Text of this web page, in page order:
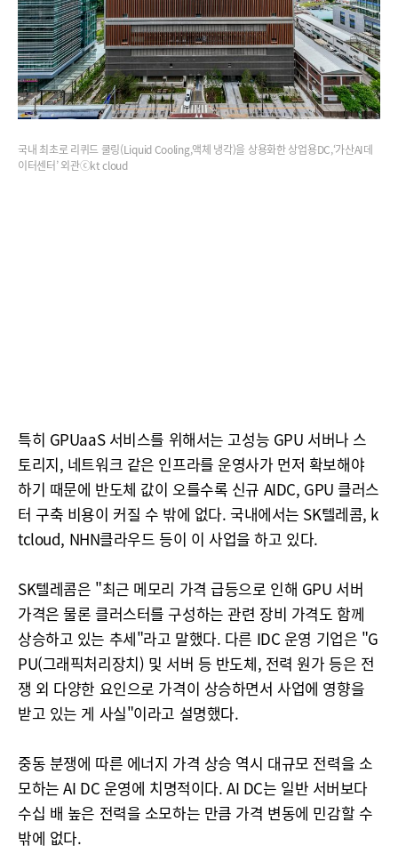
국내 최초로 리퀴드 쿨링(Liquid Cooling,액체 냉각)을 상용화한 상업용DC,‘가산AI데
이터센터’ 외관ⓒkt cloud
특히 GPUaaS 서비스를 위해서는 고성능 GPU 서버나 스
토리지, 네트워크 같은 인프라를 운영사가 먼저 확보해야
하기 때문에 반도체 값이 오를수록 신규 AIDC, GPU 클러스
터 구축 비용이 커질 수 밖에 없다. 국내에서는 SK텔레콤, k
tcloud, NHN클라우드 등이 이 사업을 하고 있다.
SK텔레콤은 "최근 메모리 가격 급등으로 인해 GPU 서버
가격은 물론 클러스터를 구성하는 관련 장비 가격도 함께
상승하고 있는 추세"라고 말했다. 다른 IDC 운영 기업은 "G
PU(그래픽처리장치) 및 서버 등 반도체, 전력 원가 등은 전
쟁 외 다양한 요인으로 가격이 상승하면서 사업에 영향을
받고 있는 게 사실"이라고 설명했다.
중동 분쟁에 따른 에너지 가격 상승 역시 대규모 전력을 소
모하는 AI DC 운영에 치명적이다. AI DC는 일반 서버보다
수십 배 높은 전력을 소모하는 만큼 가격 변동에 민감할 수
밖에 없다.